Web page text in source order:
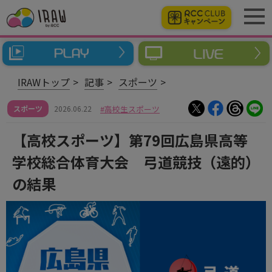
IRAWトップ 記事 スポーツ
スポーツ 2026.06.22 高校生スポーツ
【高校スポーツ】第79回広島県高等
学校総合体育大会 弓道競技（遠的）
の結果